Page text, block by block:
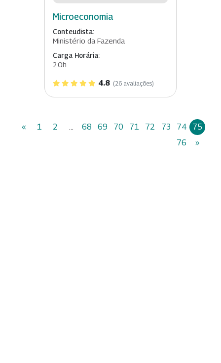
Microeconomia
Conteudista:
Ministério da Fazenda
Carga Horária:
20h
4.8 (26 avaliações)
« 1 2 ... 68 69 70 71 72 73 74
75
76
»